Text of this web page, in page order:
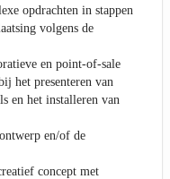
opdrachten in stappen
volgens de
en point-of-sale
het presenteren van
en het installeren van
en/of de
concept met